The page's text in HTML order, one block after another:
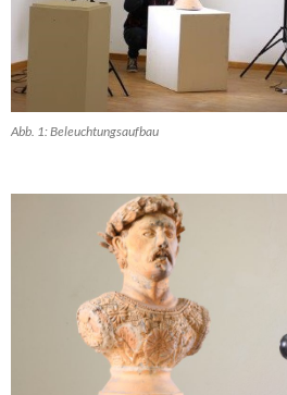
Abb. 1: Beleuchtungsaufbau